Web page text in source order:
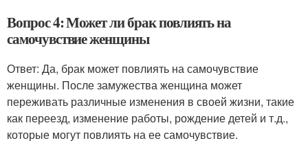
Вопрос 4: Может ли брак повлиять на
самочувствие женщины
Ответ: Да, брак может повлиять на самочувствие
женщины. После замужества женщина может
переживать различные изменения в своей жизни, такие
как переезд, изменение работы, рождение детей и т.д.,
которые могут повлиять на ее самочувствие.